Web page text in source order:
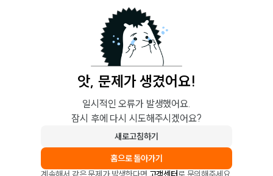
앗, 문제가 생겼어요!
일시적인 오류가 발생했어요.
잠시 후에 다시 시도해주시겠어요?
새로고침하기
홈으로 돌아가기